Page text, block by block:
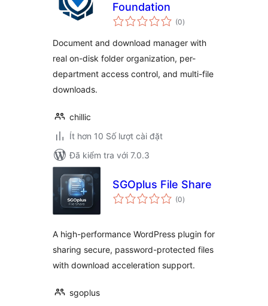
Foundation
(0tổng
đánh
)
Document and download manager with
real on-disk folder organization, per-
department access control, and multi-file
downloads.
chillic
Ít hơn 10 Số lượt cài đặt
Đã kiểm tra với 7.0.3
SGOplus File Share
(0tổng
đánh
)
A high-performance WordPress plugin for
sharing secure, password-protected files
with download acceleration support.
sgoplus